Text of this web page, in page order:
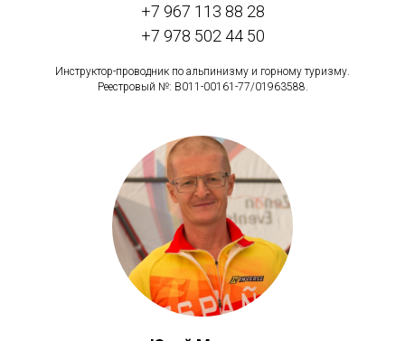
+7 967 113 88 28
+7 978 502 44 50
Инструктор-проводник по альпинизму и горному туризму.
Реестровый №: В011-00161-77/01963588.